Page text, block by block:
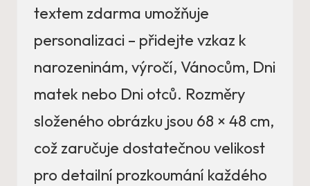
textem zdarma umožňuje
personalizaci – přidejte vzkaz k
narozeninám, výročí, Vánocům, Dni
matek nebo Dni otců. Rozměry
složeného obrázku jsou 68 × 48 cm,
což zaručuje dostatečnou velikost
pro detailní prozkoumání každého